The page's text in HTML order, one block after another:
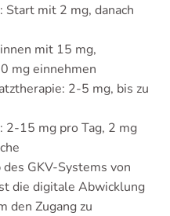
Start mit 2 mg, danach
mit 15 mg,
mg einnehmen
2-5 mg, bis zu
15 mg pro Tag, 2 mg
GKV-Systems von
die digitale Abwicklung
den Zugang zu